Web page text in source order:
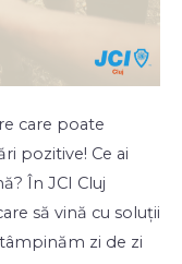
care poate
pozitive! Ce ai
În JCI Cluj
să vină cu soluții
zi de zi